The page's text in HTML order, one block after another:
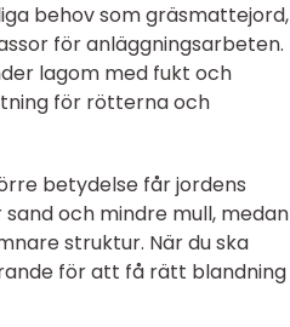
behov som gräsmattejord,
för anläggningsarbeten.
lagom med fukt och
för rötterna och
betydelse får jordens
och mindre mull, medan
struktur. När du ska
för att få rätt blandning